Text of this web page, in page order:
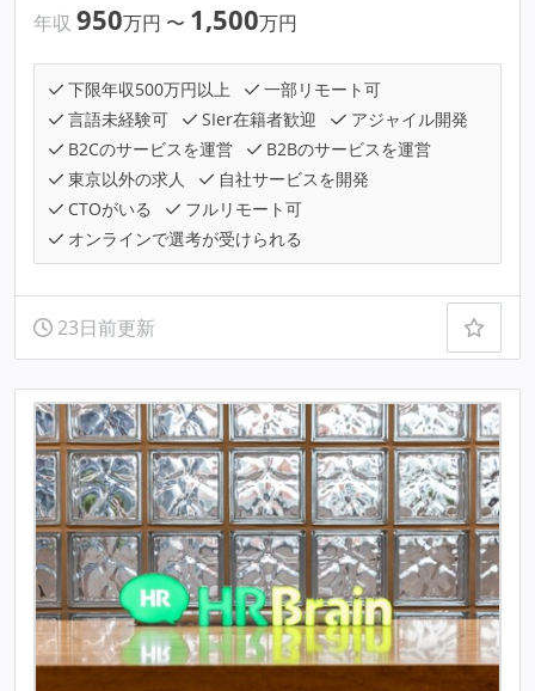
年収 950万円 〜 1,500万円
下限年収500万円以上
一部リモート可
言語未経験可
SIer在籍者歓迎
アジャイル開発
B2Cのサービスを運営
B2Bのサービスを運営
東京以外の求人
自社サービスを開発
CTOがいる
フルリモート可
オンラインで選考が受けられる
23日前更新